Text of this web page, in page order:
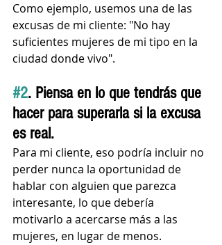
Como ejemplo, usemos una de las
excusas de mi cliente: "No hay
suficientes mujeres de mi tipo en la
ciudad donde vivo".
#2. Piensa en lo que tendrás que
hacer para superarla si la excusa
es real.
Para mi cliente, eso podría incluir no
perder nunca la oportunidad de
hablar con alguien que parezca
interesante, lo que debería
motivarlo a acercarse más a las
mujeres, en lugar de menos.